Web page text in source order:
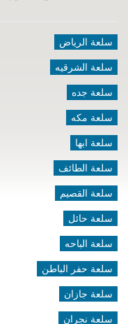
سلعة الرياض
سلعة الشرقيه
سلعة جده
سلعة مكه
سلعة ابها
سلعة الطائف
سلعة القصيم
سلعة حائل
سلعة الباحه
سلعة حفر الباطن
سلعة جازان
سلعة نجران